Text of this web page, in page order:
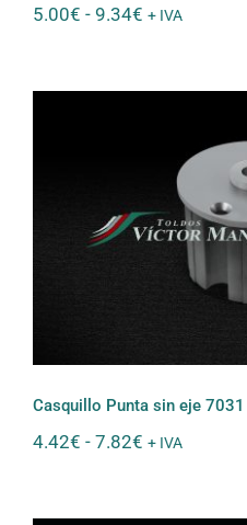
5.00€ - 9.34€Rango
+ IVA
Casquillo
Casquillo Punta sin eje 7031
4.42€ - 7.82€Rango
+ IVA